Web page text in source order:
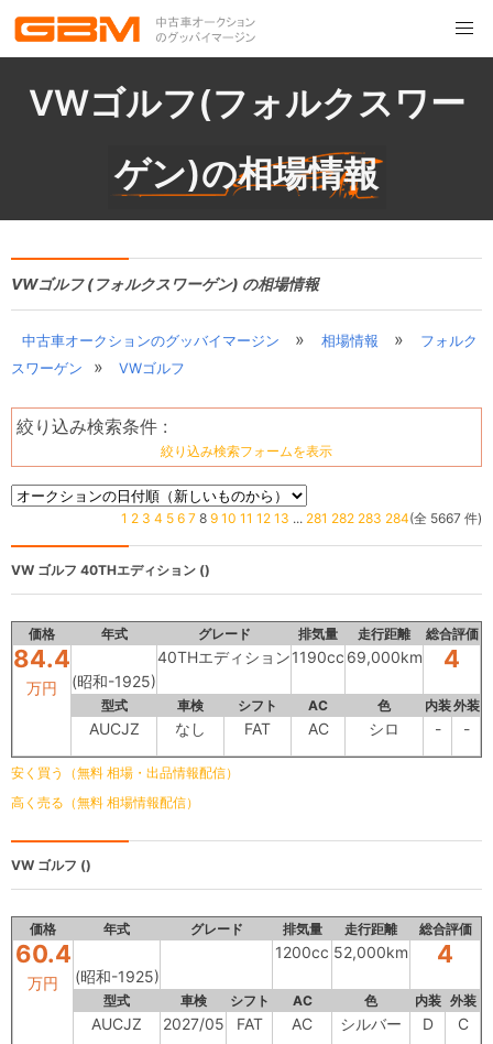
VWゴルフ(フォルクスワー
ゲン)の相場情報
VWゴルフ (フォルクスワーゲン) の相場情報
中古車オークションのグッバイマージン » 相場情報 »
フォルク
スワーゲン
» VWゴルフ
絞り込み検索条件 :
絞り込み検索フォームを表示
1 2 3 4 5 6 7 8 9 10 11 12 13 ... 281 282 283 284(全 5667 件)
VW ゴルフ 40THエディション ()
価格 年式 グレード 排気量 走行距離 総合評価
84.4
万円 (昭和-1925)
40THエディション1190cc 69,000km 4
型式 車検 シフト AC 色 内装外装
AUCJZ なし FAT AC シロ - -
安く買う（無料 相場・出品情報配信）
高く売る（無料 相場情報配信）
VW ゴルフ ()
価格 年式 グレード 排気量 走行距離 総合評価
60.4
万円 (昭和-1925)
1200cc 52,000km 4
型式 車検 シフト AC 色 内装 外装
AUCJZ 2027/05 FAT AC シルバー D C